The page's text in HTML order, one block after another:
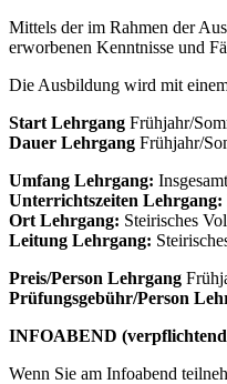
Mittels der im Rahmen der
erworbenen Kenntnisse und
Die Ausbildung wird mit
Start Lehrgang Frühjahr/
Dauer Lehrgang Frühjahr/
Umfang Lehrgang:
Unterrichtszeiten Lehrgang:
Ort Lehrgang: Steirisches
Leitung Lehrgang:
Preis/Person Lehrgang
Prüfungsgebühr/Person
INFOABEND
Wenn Sie am Infoabend